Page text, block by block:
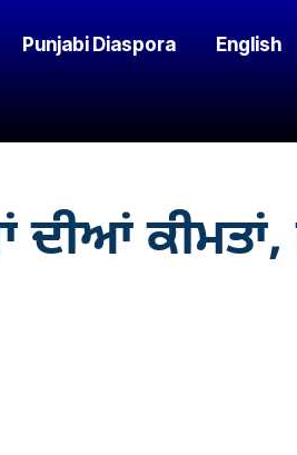
Punjabi Diaspora English
ਕੀਮਤਾਂ,